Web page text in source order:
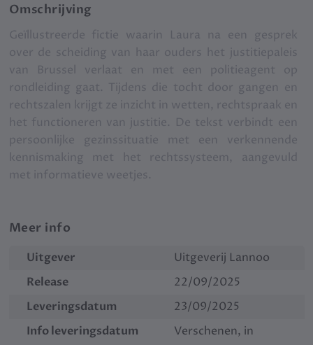
Omschrijving
Geïllustreerde fictie waarin Laura na een gesprek
over de scheiding van haar ouders het justitiepaleis
van Brussel verlaat en met een politieagent op
rondleiding gaat. Tijdens die tocht door gangen en
rechtszalen krijgt ze inzicht in wetten, rechtspraak en
het functioneren van justitie. De tekst verbindt een
persoonlijke gezinssituatie met een verkennende
kennismaking met het rechtssysteem, aangevuld
met informatieve weetjes.
Meer info
Uitgever
Uitgeverij Lannoo
Release
22/09/2025
Leveringsdatum
23/09/2025
Info leveringsdatum
Verschenen, in